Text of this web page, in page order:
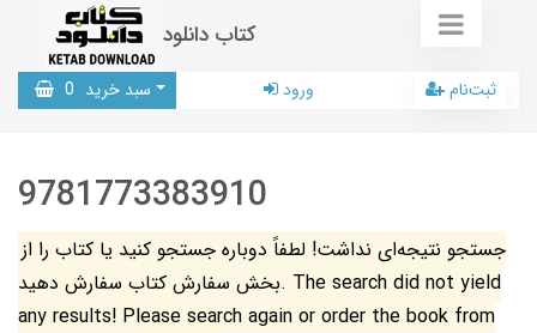
کتاب دانلود
سبد خرید 0 ورود ثبت‌نام
9781773383910
جستجو نتیجه‌ای نداشت! لطفاً دوباره جستجو کنید یا کتاب را از
بخش سفارش کتاب سفارش دهید. The search did not yield
any results! Please search again or order the book from